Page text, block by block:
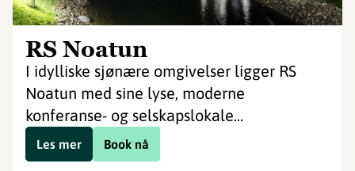
RS Noatun
I idylliske sjønære omgivelser ligger RS
Noatun med sine lyse, moderne
konferanse- og selskapslokale...
Book nå
Les mer